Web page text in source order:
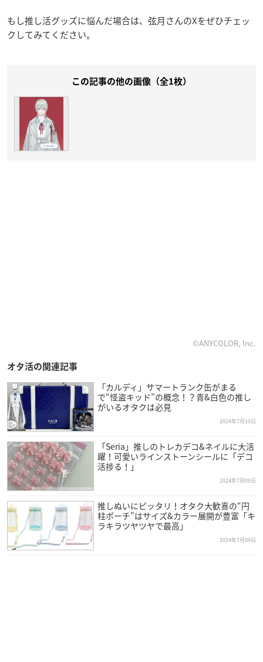
もし推し活グッズに悩んだ場合は、弦月さんのXをぜひチェッ
クしてみてください。
この記事の他の画像（全1枚）
©ANYCOLOR, Inc.
オタ活の関連記事
「カルディ」サマートランク缶がまる
で“怪盗キッド”の概念！？青&白色の推し
がいるオタクは必見
2024年7月10日
「Seria」推しのトレカデコ&ネイルに大活
躍！可愛いラインストーンシールに「デコ
活捗る！」
2024年7月09日
推しぬいにピッタリ！オタク大歓喜の“円
柱ポーチ”はサイズ&カラー展開が豊富「キ
ラキラツヤツヤで最高」
2024年7月09日